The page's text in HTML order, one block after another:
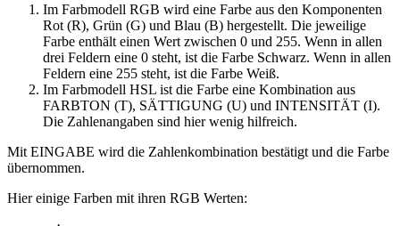
Im Farbmodell RGB wird eine Farbe aus den Komponenten
Rot (R), Grün (G) und Blau (B) hergestellt. Die jeweilige
Farbe enthält einen Wert zwischen 0 und 255. Wenn in allen
drei Feldern eine 0 steht, ist die Farbe Schwarz. Wenn in allen
Feldern eine 255 steht, ist die Farbe Weiß.
Im Farbmodell HSL ist die Farbe eine Kombination aus
FARBTON (T), SÄTTIGUNG (U) und INTENSITÄT (I).
Die Zahlenangaben sind hier wenig hilfreich.
Mit EINGABE wird die Zahlenkombination bestätigt und die Farbe
übernommen.
Hier einige Farben mit ihren RGB Werten: